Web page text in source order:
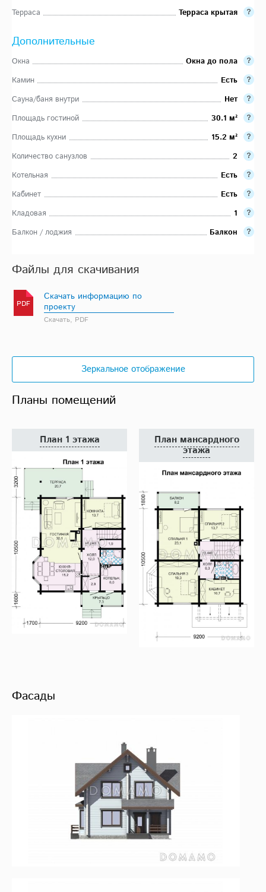
Терраса
Терраса крытая
Дополнительные
Окна
Окна до пола
Камин
Есть
Сауна/баня внутри
Нет
Площадь гостиной
30.1 м²
Площадь кухни
15.2 м²
Количество санузлов
2
Котельная
Есть
Кабинет
Есть
Кладовая
1
Балкон / лоджия
Балкон
Файлы для скачивания
PDF
Скачать информацию по
проекту
Скачать, PDF
Планы помещений
Зеркальное отображение
План 1 этажа План мансардного
этажа
Фасады